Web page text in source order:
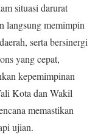
situasi darurat
langsung memimpin
serta bersinergi
yang cepat,
kepemimpinan
Kota dan Wakil
memastikan
ujian.